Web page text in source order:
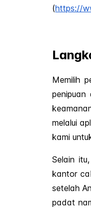
(https://
Memilih
melalui
kami
Selain
kantor
setelah
padat